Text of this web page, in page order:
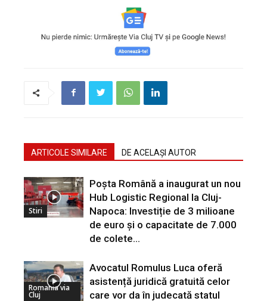
ARTICOLE SIMILARE DE ACELAȘI AUTOR
Stiri
Poșta Română a inaugurat un nou
Hub Logistic Regional la Cluj-
Napoca: Investiție de 3 milioane
de euro și o capacitate de 7.000
de colete...
Romania via
Cluj
Avocatul Romulus Luca oferă
asistență juridică gratuită celor
care vor da în judecată statul